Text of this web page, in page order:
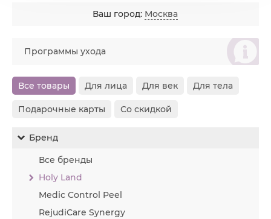
Ваш город: Москва
စ
Программы ухода
Все товары Для лица Для век Для тела
Подарочные карты Со скидкой
Бренд
Все бренды
Holy Land
Medic Control Peel
RejudiCare Synergy